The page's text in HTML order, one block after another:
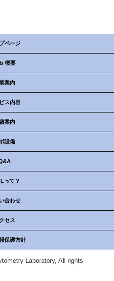
ページ
概要
案内
ス内容
案内
設備
って？
合わせ
セス
保護方針
Laboratory, All rights